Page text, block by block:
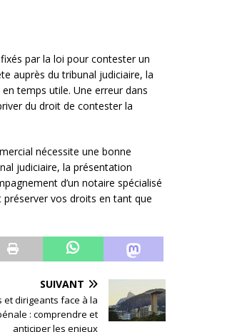
par la loi pour contester un
auprès du tribunal judiciaire, la
temps utile. Une erreur dans
du droit de contester la
nécessite une bonne
judiciaire, la présentation
d’un notaire spécialisé
vos droits en tant que
SUIVANT
et dirigeants face à la
: comprendre et
anticiper les enjeux